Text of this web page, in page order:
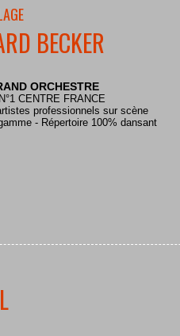
BECKER
ORCHESTRE
CENTRE FRANCE
professionnels sur scène
- Répertoire 100% dansant